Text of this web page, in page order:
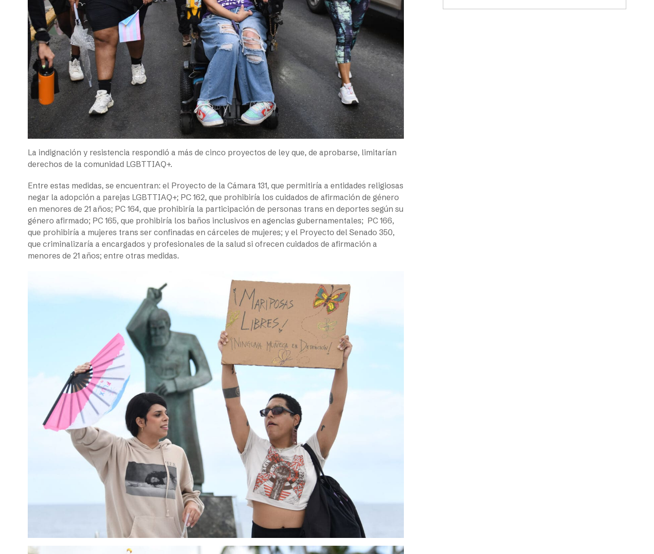
La indignación y resistencia respondió a más de cinco proyectos de ley que, de aprobarse, limitarían
derechos de la comunidad LGBTTIAQ+.
Entre estas medidas, se encuentran: el Proyecto de la Cámara 131, que permitiría a entidades religiosas
negar la adopción a parejas LGBTTIAQ+; PC 162, que prohibiría los cuidados de afirmación de género
en menores de 21 años; PC 164, que prohibiría la participación de personas trans en deportes según su
género afirmado; PC 165, que prohibiría los baños inclusivos en agencias gubernamentales; PC 166,
que prohibiría a mujeres trans ser confinadas en cárceles de mujeres; y el Proyecto del Senado 350,
que criminalizaría a encargados y profesionales de la salud si ofrecen cuidados de afirmación a
menores de 21 años; entre otras medidas.